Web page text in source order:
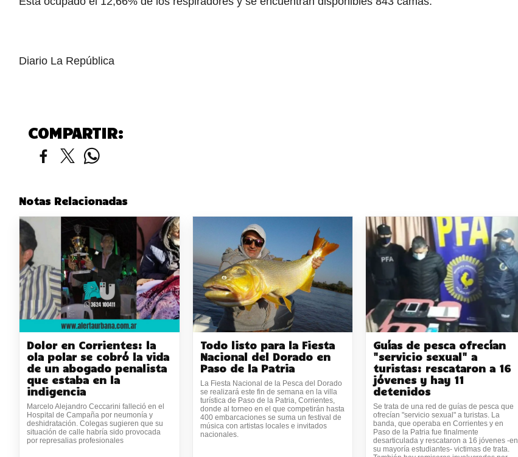
Diario La República
COMPARTIR:
Notas Relacionadas
Dolor en Corrientes: la
ola polar se cobró la vida
de un abogado penalista
que estaba en la
indigencia
Marcelo Alejandro Ceccarini falleció en el
Hospital de Campaña por neumonía y
deshidratación. Colegas sugieren que su
situación de calle habría sido provocada
por represalias profesionales
Todo listo para la Fiesta
Nacional del Dorado en
Paso de la Patria
La Fiesta Nacional de la Pesca del Dorado
se realizará este fin de semana en la villa
turística de Paso de la Patria, Corrientes,
donde al torneo en el que competirán hasta
400 embarcaciones se suma un festival de
música con artistas locales e invitados
nacionales.
Guías de pesca ofrecían
"servicio sexual" a
turistas: rescataron a 16
jóvenes y hay 11
detenidos
Se trata de una red de guías de pesca que
ofrecían "servicio sexual" a turistas. La
banda, que operaba en Corrientes y en
Paso de la Patria fue finalmente
desarticulada y rescataron a 16 jóvenes -en
su mayoría estudiantes- victimas de trata.